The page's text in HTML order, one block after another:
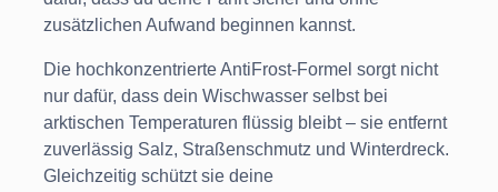
zusätzlichen Aufwand beginnen kannst.
Die hochkonzentrierte AntiFrost-Formel sorgt nicht
nur dafür, dass dein Wischwasser selbst bei
arktischen Temperaturen flüssig bleibt – sie entfernt
zuverlässig Salz, Straßenschmutz und Winterdreck.
Gleichzeitig schützt sie deine